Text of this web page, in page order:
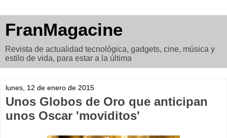
FranMagacine
Revista de actualidad tecnológica, gadgets, cine, música y
estilo de vida, para estar a la última
lunes, 12 de enero de 2015
Unos Globos de Oro que anticipan
unos Oscar 'moviditos'